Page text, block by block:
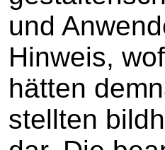
und
Hinweis,
hätten
stellten